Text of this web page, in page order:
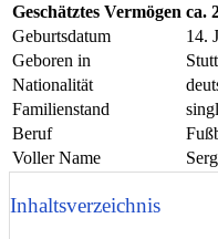
Geschätztes Vermögen ca.
Geburtsdatum
14.
Geboren in
Nationalität
Familienstand
Beruf
Voller Name
Inhaltsverzeichnis